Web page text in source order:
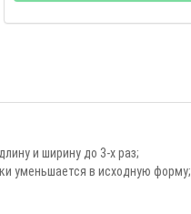
и ширину до 3-х раз;
уменьшается в исходную форму;